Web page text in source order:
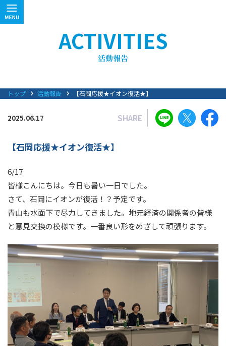
ACTIVITIES
トップ 活動報告 【石岡応援★イオン復活★】
2025.06.17 SHARE
【石岡応援★イオン復活★】
6/17
皆様こんにちは。今日も暑い一日でした。
さて、石岡にイオンが復活！？予定です。
青山も水面下で尽力してきました。地元経済の関係者の皆様
と意見交換の模様です。一番良い形をめざして頑張ります。